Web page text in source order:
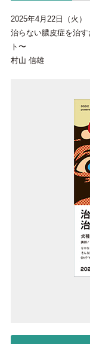
2025年4月22日（火）
治らない膿皮症を治
ト〜
村山 信雄